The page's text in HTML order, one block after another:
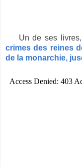
Un de ses
crimes des reines
de la monarchie,